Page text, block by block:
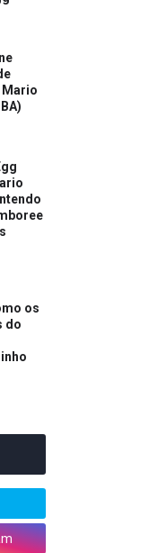
Mario
os
do